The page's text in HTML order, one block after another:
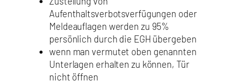
Aufenthaltsverbotsverfügungen oder
Meldeauflagen werden zu 95%
persönlich durch die EGH übergeben
wenn man vermutet oben genannten
Unterlagen erhalten zu können, Tür
nicht öffnen